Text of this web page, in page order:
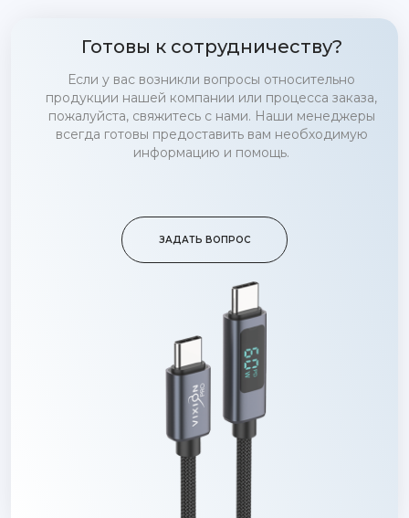
Готовы к сотрудничеству?
Если у вас возникли вопросы относительно
продукции нашей компании или процесса заказа,
пожалуйста, свяжитесь с нами. Наши менеджеры
всегда готовы предоставить вам необходимую
информацию и помощь.
ЗАДАТЬ ВОПРОС